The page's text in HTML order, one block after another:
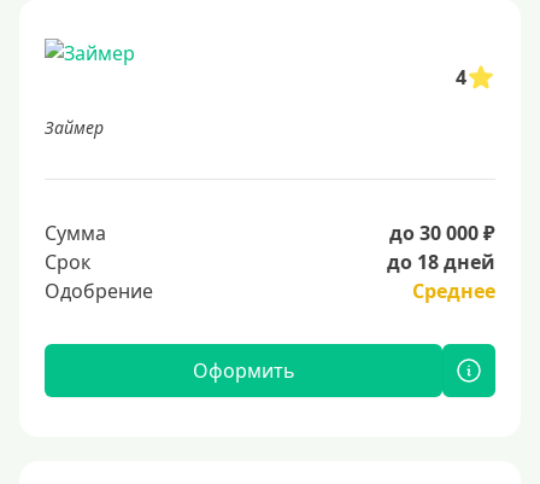
4
Займер
Сумма
до 30 000 ₽
Срок
до 18 дней
Одобрение
Среднее
Оформить